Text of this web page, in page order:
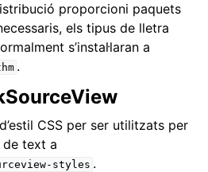
proporcioni paquets
els tipus de lletra
s’instal·laran a
.
CSS per ser utilitzats per
de text a
styles .